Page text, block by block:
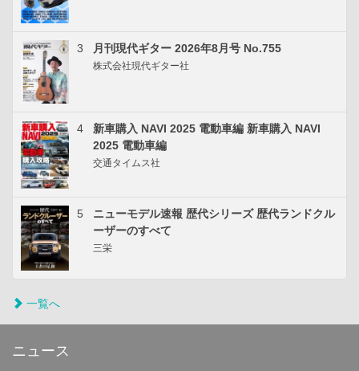
3 月刊現代ギター 2026年8月号 No.755
株式会社現代ギター社
4
新車購入 NAVI 2025 電動車編 新車購入 NAVI
2025 電動車編
交通タイムス社
5
ニューモデル速報 歴代シリーズ 歴代ランドクル
ーザーのすべて
三栄
一覧へ
ニュース